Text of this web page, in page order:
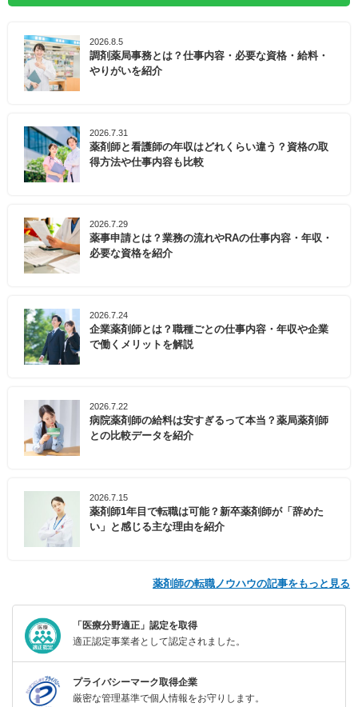
2026.8.5
調剤薬局事務とは？仕事内容・必要な資格・給料・
やりがいを紹介
2026.7.31
薬剤師と看護師の年収はどれくらい違う？資格の取
得方法や仕事内容も比較
2026.7.29
薬事申請とは？業務の流れやRAの仕事内容・年収・
必要な資格を紹介
2026.7.24
企業薬剤師とは？職種ごとの仕事内容・年収や企業
で働くメリットを解説
2026.7.22
病院薬剤師の給料は安すぎるって本当？薬局薬剤師
との比較データを紹介
2026.7.15
薬剤師1年目で転職は可能？新卒薬剤師が「辞めた
い」と感じる主な理由を紹介
薬剤師の転職ノウハウの記事をもっと見る
「医療分野適正」認定を取得
適正認定事業者として認定されました。
プライバシーマーク取得企業
厳密な管理基準で個人情報をお守りします。